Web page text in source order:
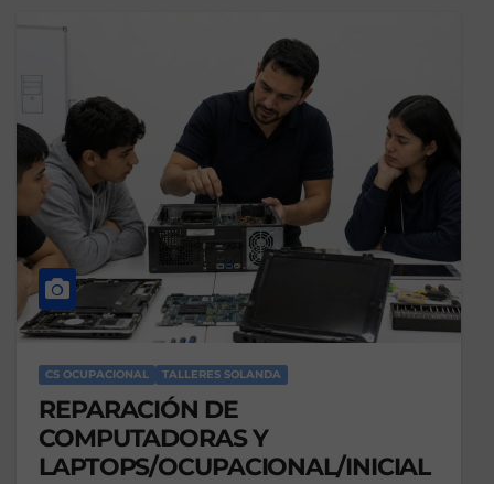
CS OCUPACIONAL TALLERES SOLANDA
REPARACIÓN DE
COMPUTADORAS Y
LAPTOPS/OCUPACIONAL/INICIAL